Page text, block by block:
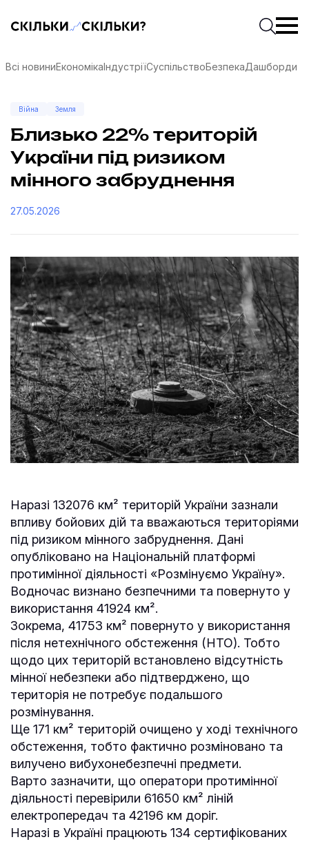
Скільки-скільки? — Медіа про суспільні даніПочати
Всі новиниЕкономікаІндустріїСуспільствоБезпекаДашборди
Війна Земля
Близько 22% територій
України під ризиком
мінного забруднення
27.05.2026
Наразі 132076 км² територій України зазнали
впливу бойових дій та вважаються територіями
під ризиком мінного забруднення. Дані
опубліковано на Національній платформі
протимінної діяльності «Розмінуємо Україну».
Водночас визнано безпечними та повернуто у
використання 41924 км².
Зокрема, 41753 км² повернуто у використання
після нетехнічного обстеження (НТО). Тобто
щодо цих територій встановлено відсутність
мінної небезпеки або підтверджено, що
територія не потребує подальшого
розмінування.
Ще 171 км² територій очищено у ході технічного
обстеження, тобто фактично розміновано та
вилучено вибухонебезпечні предмети.
Варто зазначити, що оператори протимінної
діяльності перевірили 61650 км² ліній
електропередач та 42196 км доріг.
Наразі в Україні працюють 134 сертифікованих